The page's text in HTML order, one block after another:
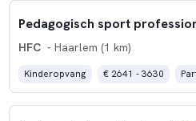
HFC - Haarlem (1 km)
Kinderopvang € 2641 - 3630